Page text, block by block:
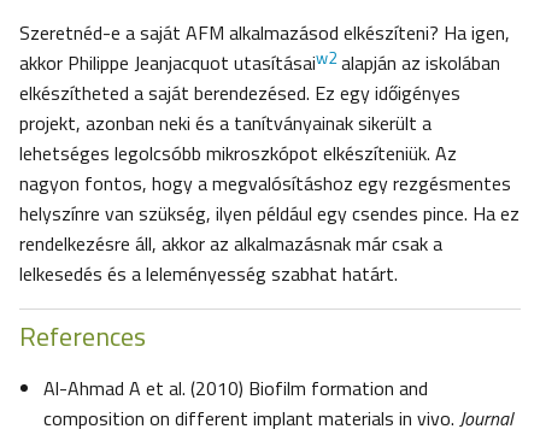
Szeretnéd-e a saját AFM alkalmazásod elkészíteni? Ha igen,
akkor Philippe Jeanjacquot utasításaiw2alapján az iskolában
elkészítheted a saját berendezésed. Ez egy időigényes
projekt, azonban neki és a tanítványainak sikerült a
lehetséges legolcsóbb mikroszkópot elkészíteniük. Az
nagyon fontos, hogy a megvalósításhoz egy rezgésmentes
helyszínre van szükség, ilyen például egy csendes pince. Ha ez
rendelkezésre áll, akkor az alkalmazásnak már csak a
lelkesedés és a leleményesség szabhat határt.
References
Al-Ahmad A et al. (2010) Biofilm formation and
composition on different implant materials in vivo. Journal